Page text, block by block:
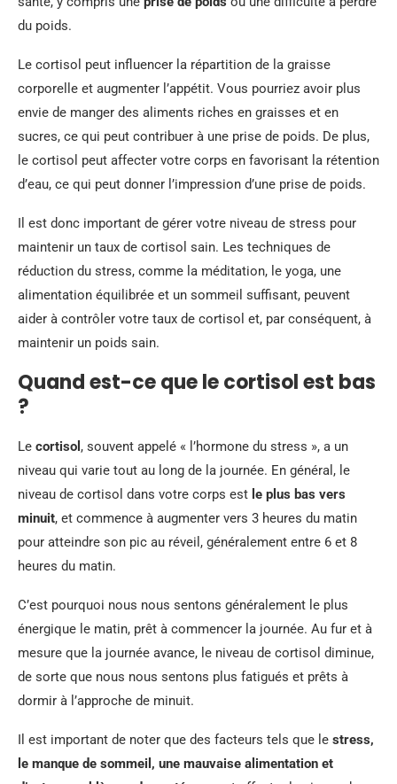
du poids.
Le cortisol peut influencer la répartition de la graisse
corporelle et augmenter l’appétit. Vous pourriez avoir plus
envie de manger des aliments riches en graisses et en
sucres, ce qui peut contribuer à une prise de poids. De plus,
le cortisol peut affecter votre corps en favorisant la rétention
d’eau, ce qui peut donner l’impression d’une prise de poids.
Il est donc important de gérer votre niveau de stress pour
maintenir un taux de cortisol sain. Les techniques de
réduction du stress, comme la méditation, le yoga, une
alimentation équilibrée et un sommeil suffisant, peuvent
aider à contrôler votre taux de cortisol et, par conséquent, à
maintenir un poids sain.
Quand est-ce que le cortisol est bas
?
Le cortisol , souvent appelé « l’hormone du stress », a un
niveau qui varie tout au long de la journée. En général, le
niveau de cortisol dans votre corps est le plus bas vers
minuit, et commence à augmenter vers 3 heures du matin
pour atteindre son pic au réveil, généralement entre 6 et 8
heures du matin.
C’est pourquoi nous nous sentons généralement le plus
énergique le matin, prêt à commencer la journée. Au fur et à
mesure que la journée avance, le niveau de cortisol diminue,
de sorte que nous nous sentons plus fatigués et prêts à
dormir à l’approche de minuit.
Il est important de noter que des facteurs tels que le stress,
le manque de sommeil, une mauvaise alimentation et